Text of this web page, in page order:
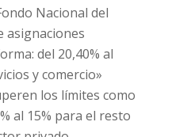
Nacional del
asignaciones
del 20,40% al
y comercio»
los límites como
al 15% para el resto